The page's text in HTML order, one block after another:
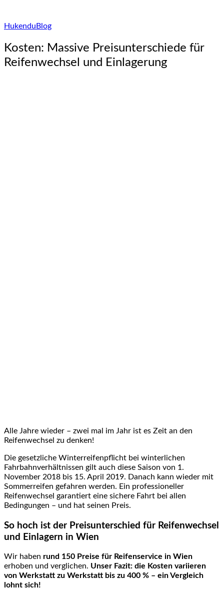
Hukendu Blog
Kosten: Massive Preisunterschiede für
Reifenwechsel und Einlagerung
Alle Jahre wieder – zwei mal im Jahr ist es Zeit an den
Reifenwechsel zu denken!
Die gesetzliche Winterreifenpflicht bei winterlichen
Fahrbahnverhältnissen gilt auch diese Saison von 1.
November 2018 bis 15. April 2019. Danach kann wieder mit
Sommerreifen gefahren werden. Ein professioneller
Reifenwechsel garantiert eine sichere Fahrt bei allen
Bedingungen – und hat seinen Preis.
So hoch ist der Preisunterschied für Reifenwechsel
und Einlagern in Wien
Wir haben rund 150 Preise für Reifenservice in Wien
erhoben und verglichen. Unser Fazit: die Kosten variieren
von Werkstatt zu Werkstatt bis zu 400 % – ein Vergleich
lohnt sich!